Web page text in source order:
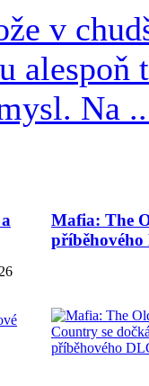
v
alespoň
Na
Mafia: The